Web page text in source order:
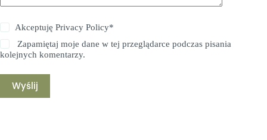
AkceptujęPrivacy Policy*
Zapamiętaj moje dane w tej przeglądarce podczas pisania
kolejnych komentarzy.
Wyślij